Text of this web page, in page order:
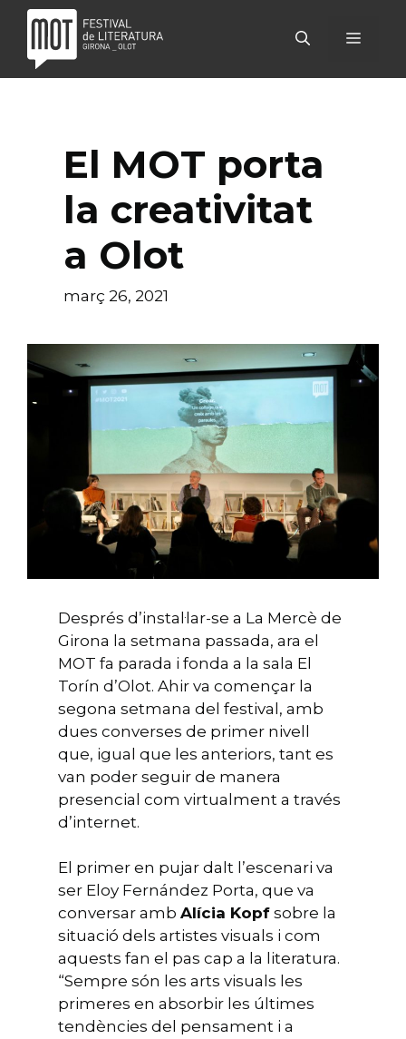
contingut
MENÚ
El MOT porta
la creativitat
a Olot
març 26, 2021
Després d’instal·lar-se a La Mercè de
Girona la setmana passada, ara el
MOT fa parada i fonda a la sala El
Torín d’Olot. Ahir va començar la
segona setmana del festival, amb
dues converses de primer nivell
que, igual que les anteriors, tant es
van poder seguir de manera
presencial com virtualment a través
d’internet.
El primer en pujar dalt l’escenari va
ser Eloy Fernández Porta, que va
conversar amb Alícia Kopf sobre la
situació dels artistes visuals i com
aquests fan el pas cap a la literatura.
“Sempre són les arts visuals les
primeres en absorbir les últimes
tendències del pensament i a